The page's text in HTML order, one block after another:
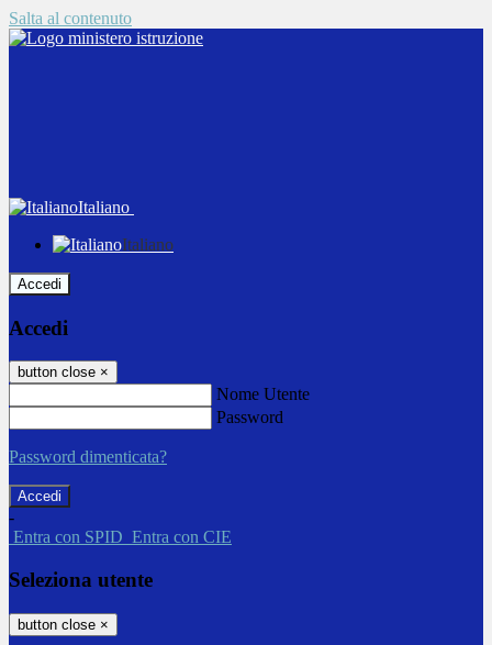
Salta al contenuto
Italiano
Italiano
Accedi
Accedi
button close ×
Nome Utente
Password
Password dimenticata?
-
Entra con SPID Entra con CIE
Seleziona utente
button close ×